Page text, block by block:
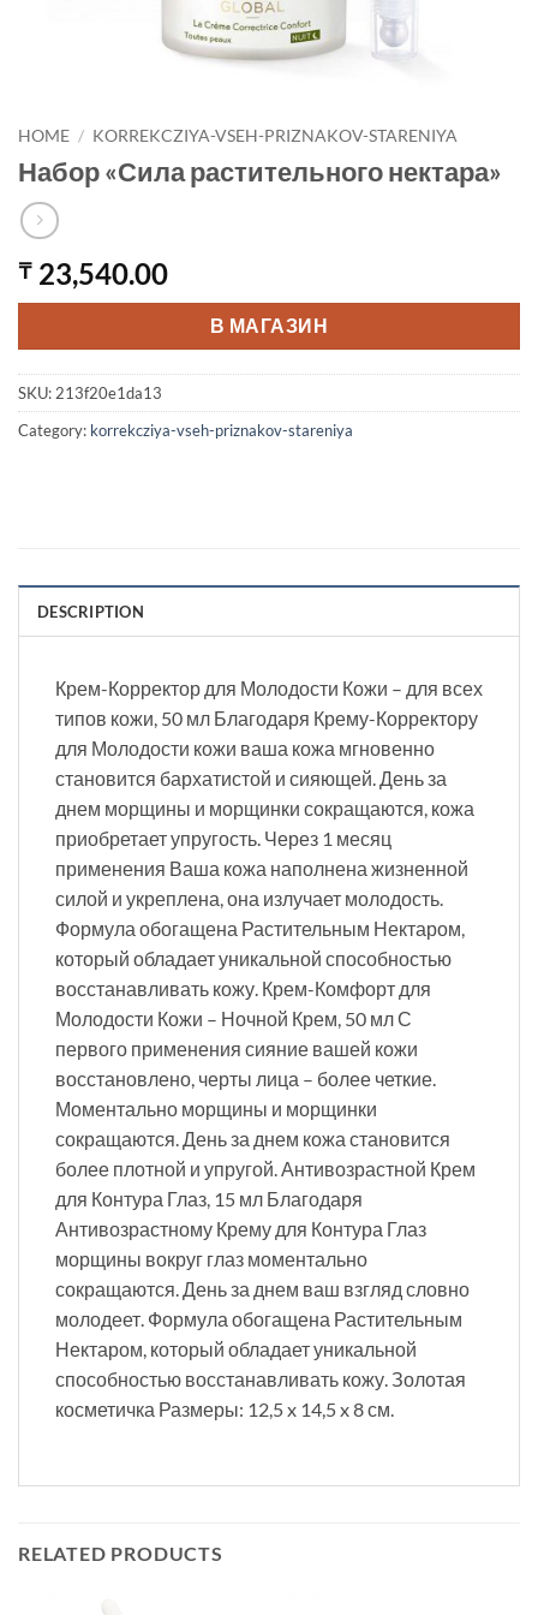
HOME / KORREKCZIYA-VSEH-PRIZNAKOV-STARENIYA
Набор «Сила растительного нектара»
₸ 23,540.00
В МАГАЗИН
SKU:213f20e1da13
Category: korrekcziya-vseh-priznakov-stareniya
DESCRIPTION
Крем-Корректор для Молодости Кожи – для всех
типов кожи, 50 мл Благодаря Крему-Корректору
для Молодости кожи ваша кожа мгновенно
становится бархатистой и сияющей. День за
днем морщины и морщинки сокращаются, кожа
приобретает упругость. Через 1 месяц
применения Ваша кожа наполнена жизненной
силой и укреплена, она излучает молодость.
Формула обогащена Растительным Нектаром,
который обладает уникальной способностью
восстанавливать кожу. Крем-Комфорт для
Молодости Кожи – Ночной Крем, 50 мл С
первого применения сияние вашей кожи
восстановлено, черты лица – более четкие.
Моментально морщины и морщинки
сокращаются. День за днем кожа становится
более плотной и упругой. Антивозрастной Крем
для Контура Глаз, 15 мл Благодаря
Антивозрастному Крему для Контура Глаз
морщины вокруг глаз моментально
сокращаются. День за днем ваш взгляд словно
молодеет. Формула обогащена Растительным
Нектаром, который обладает уникальной
способностью восстанавливать кожу. Золотая
косметичка Размеры: 12,5 x 14,5 x 8 см.
RELATED PRODUCTS